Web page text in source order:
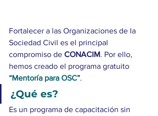
Fortalecer a las Organizaciones de la
Sociedad Civil es el principal
compromiso de CONACIM. Por ello,
hemos creado el programa gratuito
“Mentoría para OSC”.
¿Qué es?
Es un programa de capacitación sin